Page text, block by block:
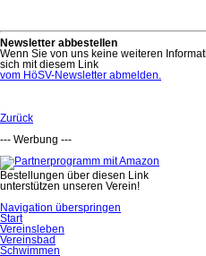
Newsletter abbestellen
Wenn Sie von uns keine weiteren
sich mit diesem Link
vom HöSV-Newsletter abmelden.
Zurück
--- Werbung ---
Bestellungen über diesen Link
unterstützen unseren Verein!
Navigation überspringen
Start
Vereinsleben
Vereinsbad
Schwimmen